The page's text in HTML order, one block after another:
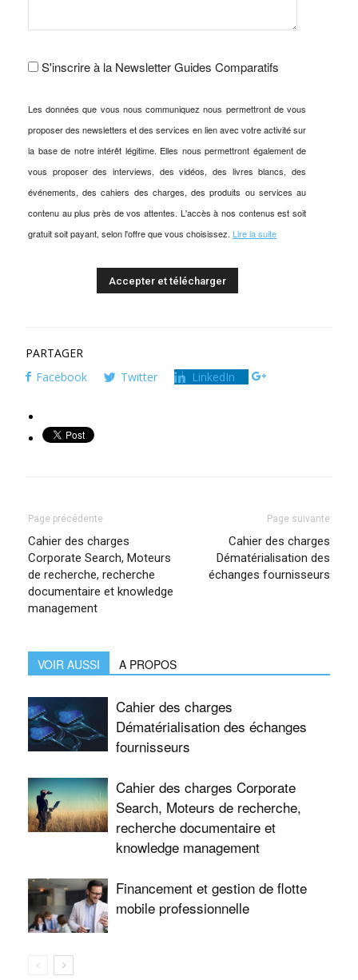
S'inscrire à la Newsletter Guides Comparatifs
Les données que vous nous communiquez nous permettront de vous
proposer des newsletters et des services en lien avec votre activité sur
la base de notre intérêt légitime. Elles nous permettront également de
vous proposer des interviews, des vidéos, des livres blancs, des
événements, des cahiers des charges, des produits ou services au
contenu au plus près de vos attentes. L'accès à nos contenus est soit
gratuit soit payant, selon l'offre que vous choisissez. Lire la suite
PARTAGER
Facebook
Twitter LinkedIn
Page précédente
Cahier des charges
Corporate Search, Moteurs
de recherche, recherche
documentaire et knowledge
management
Page suivante
Cahier des charges
Dématérialisation des
échanges fournisseurs
VOIR AUSSI A PROPOS
Cahier des charges
Dématérialisation des échanges
fournisseurs
Cahier des charges Corporate
Search, Moteurs de recherche,
recherche documentaire et
knowledge management
Financement et gestion de flotte
mobile professionnelle